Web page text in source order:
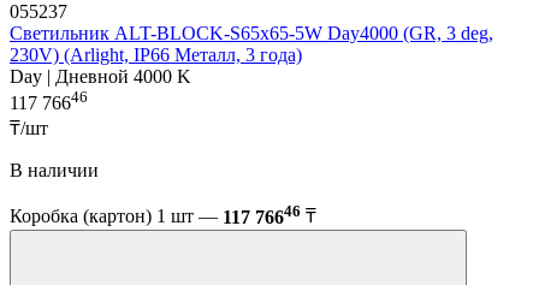
055237
Светильник ALT-BLOCK-S65x65-5W Day4000 (GR, 3 deg,
230V) (Arlight, IP66 Металл, 3 года)
Day | Дневной 4000 K
117 76646
₸/шт
В наличии
Коробка (картон) 1 шт — 117 76646 ₸